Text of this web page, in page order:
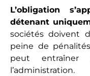
L’obligation
détenant
sociétés doivent
peine de
peut entraîner
l’administration.